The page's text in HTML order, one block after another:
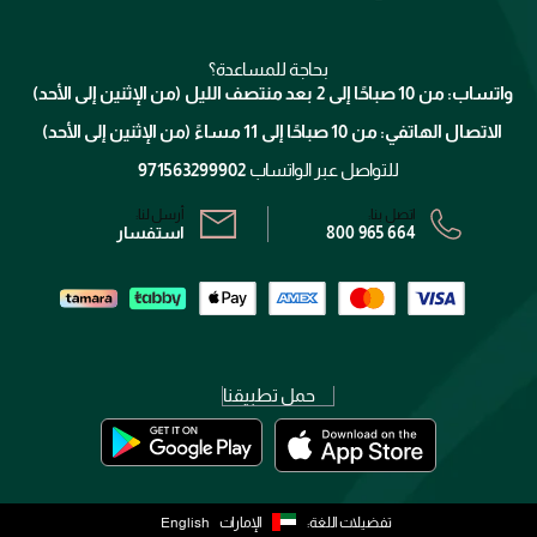
الإرجاع
برنامج الولاء ميوز
الشروط و الأحكام
سياسة الخصوصية
بحاجة للمساعدة؟
واتساب: من 10 صباحًا إلى 2 بعد منتصف الليل (من الإثنين إلى الأحد)
الاتصال الهاتفي: من 10 صباحًا إلى 11 مساءً (من الإثنين إلى الأحد)
للتواصل عبر الواتساب 971563299902
اتصل بنا:
800 965 664
أرسل لنا:
استفسار
حمل تطبيقنا
تفضيلات اللغة: الإمارات English